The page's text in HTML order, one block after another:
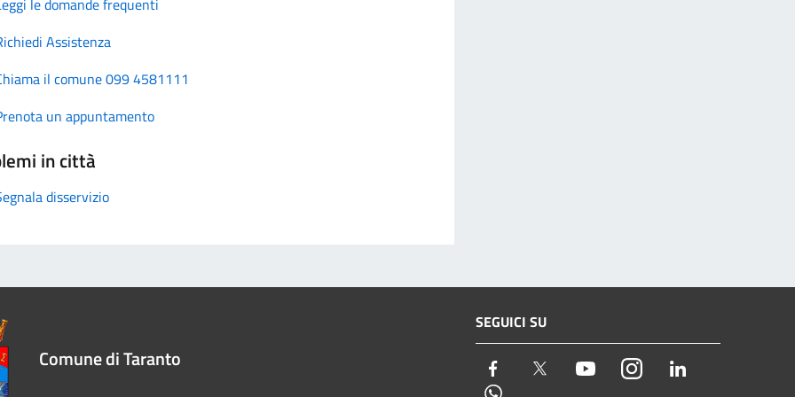
Assistenza
il comune 099 4581111
un appuntamento
in città
disservizio
Comune di Taranto
SEGUICI SU
Facebook Twitter YoutubeInstagram